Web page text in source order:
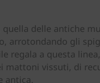
delle antiche
arrotondando gli
regala a questa
mattoni vissuti, di
antica.